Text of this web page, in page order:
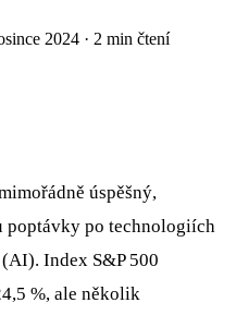
2024 · 2 min čtení
úspěšný,
poptávky po technologiích
Index S&P 500
%, ale několik